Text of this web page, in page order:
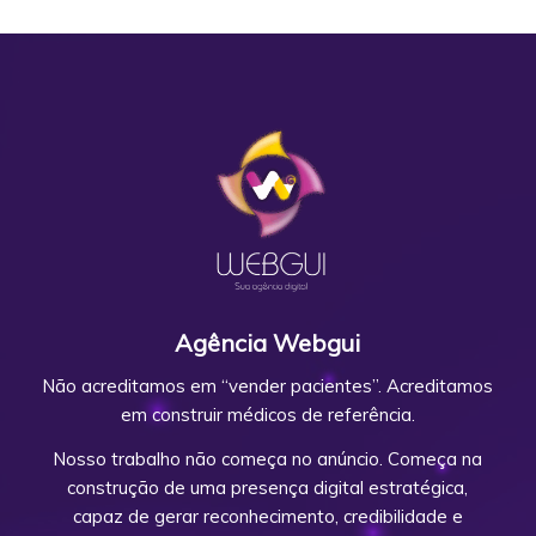
Agência Webgui
Não acreditamos em “vender pacientes”. Acreditamos
em construir médicos de referência.
Nosso trabalho não começa no anúncio. Começa na
construção de uma presença digital estratégica,
capaz de gerar reconhecimento, credibilidade e